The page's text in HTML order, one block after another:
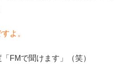
よ。
FMで聞けます」（笑）